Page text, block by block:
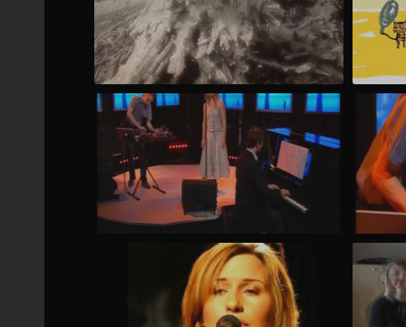
One piece of a shared space Tigern
Anna Einarsson - Anagram - Be Still Anna